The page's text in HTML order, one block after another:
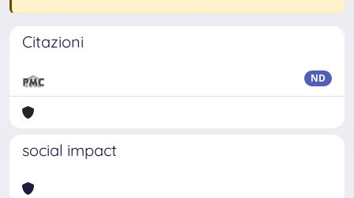
Citazioni
ND
social impact